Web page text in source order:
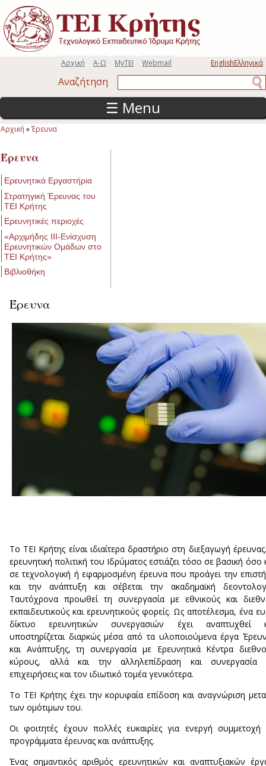
Παράκαμψη προς το κυρίως περιεχόμενο
EnglishΕλληνικά
Webmail
MyTEI
Α-Ω
Αρχική
Αναζήτηση
☰ Menu
Αρχική »Έρευνα
Έρευνα
Ερευνητικά Εργαστήρια
Στρατηγική Έρευνας του
ΤΕΙ Κρήτης
Ερευνητικές περιοχές
«Αρχιμήδης ΙΙΙ-Ενίσχυση
Ερευνητικών Ομάδων στο
ΤΕΙ Κρήτης»
Βιβλιοθήκη
Έρευνα
Το ΤΕΙ Κρήτης είναι ιδιαίτερα δραστήριο στη διεξαγωγή
ερευνητική πολιτική του Ιδρύματος εστιάζει τόσο σε βασική όσο
σε τεχνολογική ή εφαρμοσμένη έρευνα που προάγει την
και την ανάπτυξη και σέβεται την ακαδημαϊκή
Ταυτόχρονα προωθεί τη συνεργασία με εθνικούς και
εκπαιδευτικούς και ερευνητικούς φορείς. Ως αποτέλεσμα, ένα
δίκτυο ερευνητικών συνεργασιών έχει αναπτυχθεί
υποστηρίζεται διαρκώς μέσα από τα υλοποιούμενα έργα
και Ανάπτυξης, τη συνεργασία με Ερευνητικά Κέντρα
κύρους, αλλά και την αλληλεπίδραση και συνεργασία
επιχειρήσεις και τον ιδιωτικό τομέα γενικότερα.
Το ΤΕΙ Κρήτης έχει την κορυφαία επίδοση και αναγνώριση
των ομότιμων του.
Οι φοιτητές έχουν πολλές ευκαιρίες για ενεργή συμμετοχή
προγράμματα έρευνας και ανάπτυξης.
Ένας σημαντικός αριθμός ερευνητικών και αναπτυξιακών